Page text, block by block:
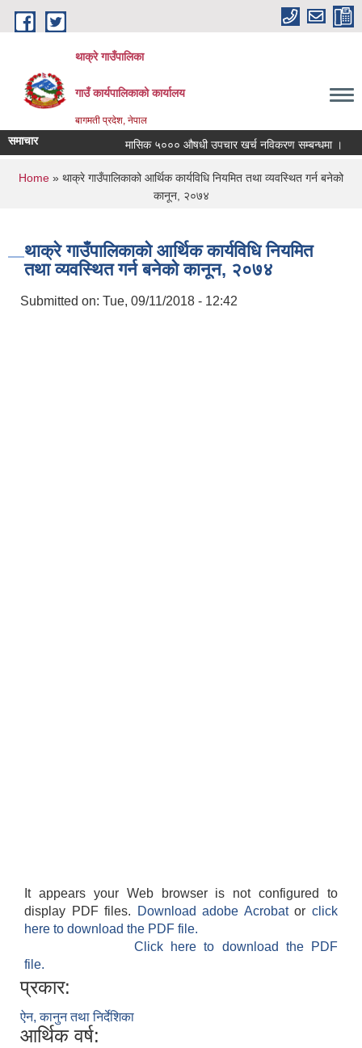
Skip to main content
थाक्रे गाउँपालिका
गाउँ कार्यपालिकाको कार्यालय
बागमती प्रदेश, नेपाल
समाचार मासिक ५००० औषधी उपचार खर्च नविकरण सम्बन्धमा ।
You are here
Home » थाक्रे गाउँपालिकाको आर्थिक कार्यविधि नियमित तथा व्यवस्थित गर्न बनेको
कानून, २०७४
थाक्रे गाउँपालिकाको आर्थिक कार्यविधि नियमित
तथा व्यवस्थित गर्न बनेको कानून, २०७४
Submitted on: Tue, 09/11/2018 - 12:42
It appears your Web browser is not configured to
display PDF files.
Download adobe Acrobatorclick
here to download the PDF file.
Click here to download the PDF
file.
प्रकार:
ऐन, कानुन तथा निर्देशिका
आर्थिक वर्ष: